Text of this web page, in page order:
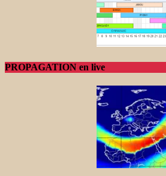
PROPAGATION en live